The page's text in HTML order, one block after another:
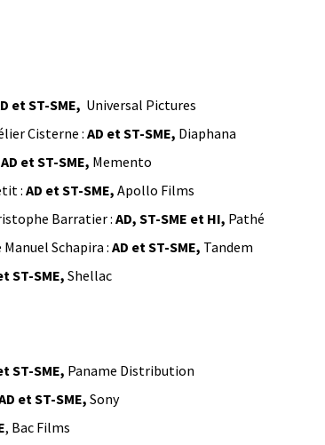
et ST-SME, Universal Pictures
Cisterne : AD et ST-SME, Diaphana
AD et ST-SME, Memento
: AD et ST-SME, Apollo Films
Barratier : AD, ST-SME et HI, Pathé
Manuel Schapira : AD et ST-SME, Tandem
ST-SME, Shellac
ST-SME, Paname Distribution
et ST-SME,Sony
, Bac Films